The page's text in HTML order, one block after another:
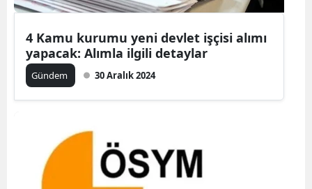
4 Kamu kurumu yeni devlet işçisi alımı
yapacak: Alımla ilgili detaylar
Gündem 30 Aralık 2024